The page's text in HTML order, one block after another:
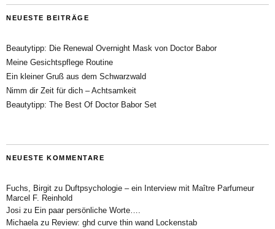
NEUESTE BEITRÄGE
Beautytipp: Die Renewal Overnight Mask von Doctor Babor
Meine Gesichtspflege Routine
Ein kleiner Gruß aus dem Schwarzwald
Nimm dir Zeit für dich – Achtsamkeit
Beautytipp: The Best Of Doctor Babor Set
NEUESTE KOMMENTARE
Fuchs, Birgit zu Duftpsychologie – ein Interview mit Maître Parfumeur
Marcel F. Reinhold
Josi zu Ein paar persönliche Worte….
Michaela zu Review: ghd curve thin wand Lockenstab